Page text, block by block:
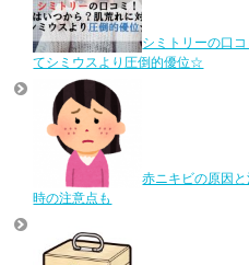
シミトリーの口
てシミウスより圧倒的優位☆
赤ニキビの原因
時の注意点も